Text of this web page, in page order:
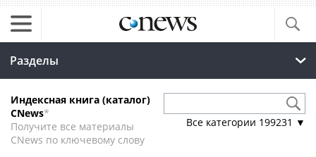
Разделы
Индексная книга (каталог)
CNews*
Получите все материалы
CNews по ключевому слову
Все категории 199231 ▼